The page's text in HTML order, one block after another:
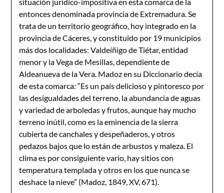
entonces denominada provincia de Extremadura. Se
trata de un territorio geográfico, hoy integrado en la
provincia de Cáceres, y constituido por 19 municipios
más dos localidades: Valdeíñigo de Tiétar, entidad
menor y la Vega de Mesillas, dependiente de
Aldeanueva de la Vera. Madoz en su Diccionario decía
de esta comarca: “Es un país delicioso y pintoresco por
las desigualdades del terreno, la abundancia de aguas
y variedad de arboledas y frutos, aunque hay mucho
terreno inútil, como es la eminencia de la sierra
cubierta de canchales y despeñaderos, y otros
pedazos bajos que lo están de arbustos y maleza. El
clima es por consiguiente vario, hay sitios con
temperatura templada y otros en los que nunca se
deshace la nieve” (Madoz, 1849, XV, 671).